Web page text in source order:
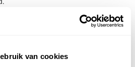
van cookies
mooiste plekken van